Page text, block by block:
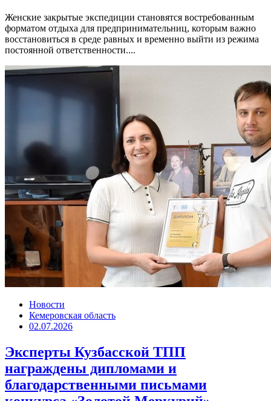
Женские закрытые экспедиции становятся востребованным
форматом отдыха для предпринимательниц, которым важно
восстановиться в среде равных и временно выйти из режима
постоянной ответственности....
Новости
Кемеровская область
02.07.2026
Эксперты Кузбасской ТПП
награждены дипломами и
благодарственными письмами